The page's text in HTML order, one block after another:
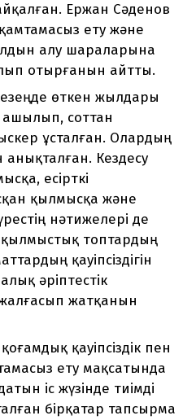
Ержан Сәденов
қамтамасыз ету және
алу шараларына
отырғанын айтты.
өткен жылдары
соттан
ұсталған. Олардың
Кездесу
есірткі
қылмысқа және
нәтижелері де
топтардың
қауіпсіздігін
әріптестік
жатқанын
қауіпсіздік пен
ету мақсатында
іс жүзінде тиімді
бірқатар тапсырма